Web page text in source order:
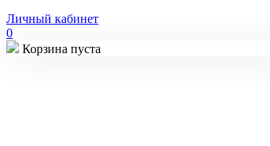
Личный кабинет
0
Корзина пуста